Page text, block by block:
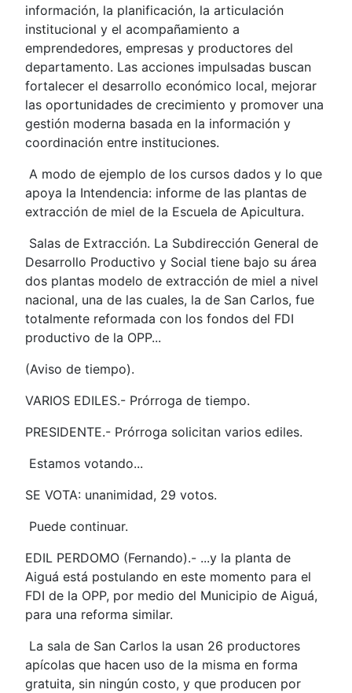
información, la planificación, la articulación
institucional y el acompañamiento a
emprendedores, empresas y productores del
departamento. Las acciones impulsadas buscan
fortalecer el desarrollo económico local, mejorar
las oportunidades de crecimiento y promover una
gestión moderna basada en la información y
coordinación entre instituciones.
A modo de ejemplo de los cursos dados y lo que
apoya la Intendencia: informe de las plantas de
extracción de miel de la Escuela de Apicultura.
Salas de Extracción. La Subdirección General de
Desarrollo Productivo y Social tiene bajo su área
dos plantas modelo de extracción de miel a nivel
nacional, una de las cuales, la de San Carlos, fue
totalmente reformada con los fondos del FDI
productivo de la OPP...
(Aviso de tiempo).
VARIOS EDILES.- Prórroga de tiempo.
PRESIDENTE.- Prórroga solicitan varios ediles.
Estamos votando...
SE VOTA: unanimidad, 29 votos.
Puede continuar.
EDIL PERDOMO (Fernando).- ...y la planta de
Aiguá está postulando en este momento para el
FDI de la OPP, por medio del Municipio de Aiguá,
para una reforma similar.
La sala de San Carlos la usan 26 productores
apícolas que hacen uso de la misma en forma
gratuita, sin ningún costo, y que producen por